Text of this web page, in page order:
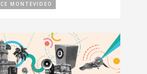
MONTEVIDEO